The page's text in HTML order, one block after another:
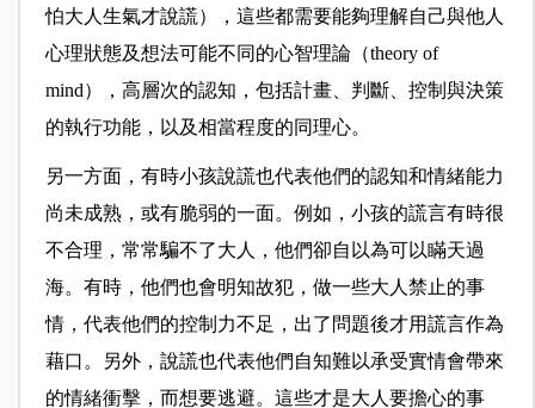
怕大人生氣才說謊），這些都需要能夠理解自己與他人
心理狀態及想法可能不同的心智理論（theory of
mind），高層次的認知，包括計畫、判斷、控制與決策
的執行功能，以及相當程度的同理心。
另一方面，有時小孩說謊也代表他們的認知和情緒能力
尚未成熟，或有脆弱的一面。例如，小孩的謊言有時很
不合理，常常騙不了大人，他們卻自以為可以瞞天過
海。有時，他們也會明知故犯，做一些大人禁止的事
情，代表他們的控制力不足，出了問題後才用謊言作為
藉口。另外，說謊也代表他們自知難以承受實情會帶來
的情緒衝擊，而想要逃避。這些才是大人要擔心的事